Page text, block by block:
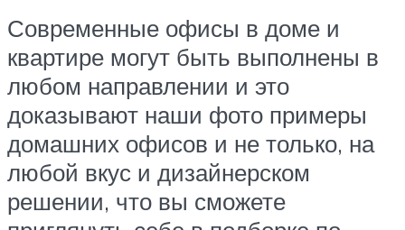
Современные офисы в доме и
квартире могут быть выполнены в
любом направлении и это
доказывают наши фото примеры
домашних офисов и не только, на
любой вкус и дизайнерском
решении, что вы сможете